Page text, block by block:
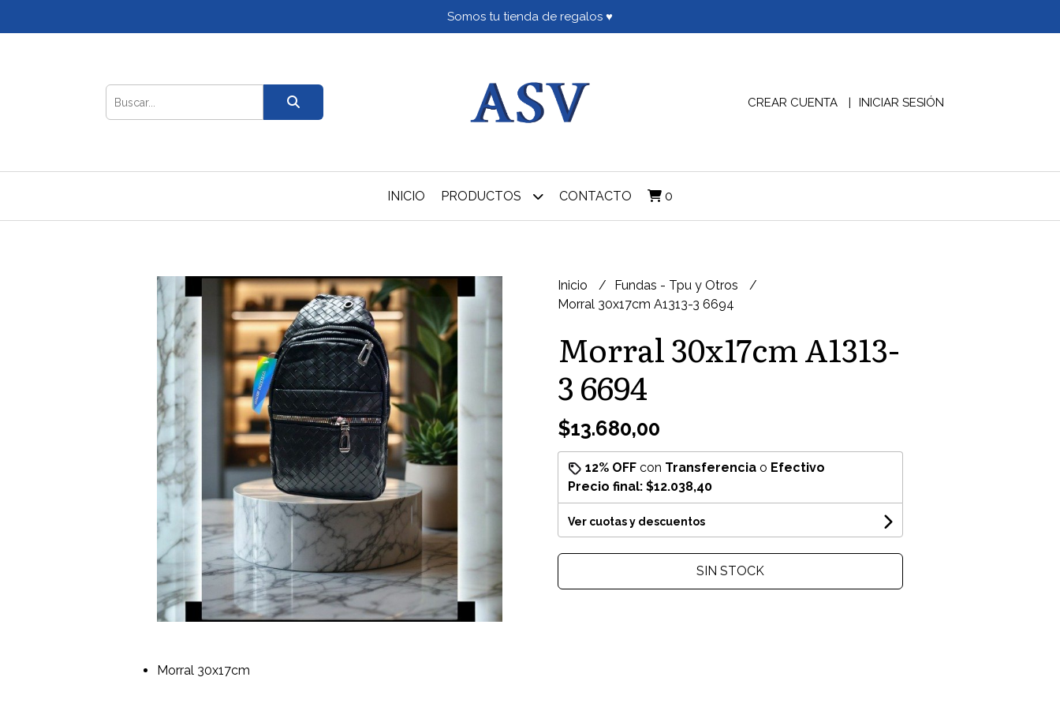
Somos tu tienda de regalos ♥
CREAR CUENTA INICIAR SESIÓN
INICIO PRODUCTOS CONTACTO 0
Morral 30x17cm
Inicio
Fundas - Tpu y Otros
Morral 30x17cm A1313-3 6694
Morral 30x17cm A1313-
3 6694
$13.680,00
12% OFF con Transferencia o Efectivo
Precio final: $12.038,40
Ver cuotas y descuentos
SIN STOCK